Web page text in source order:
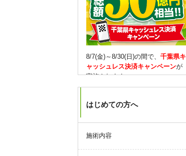
8/7(金)～8/30(日)の間で、 千葉県キ
ャッシュレス決済キャンペーンが
実施されます。
していただくと、10％還元(1決済
もちろん当院での決済も対象で
す。
はじめての方へ
施術内容